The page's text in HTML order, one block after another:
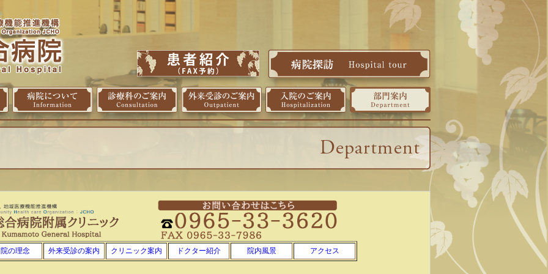
の理念 外来受診の案内 クリニック案内 ドクター紹介 院内風景 アクセス